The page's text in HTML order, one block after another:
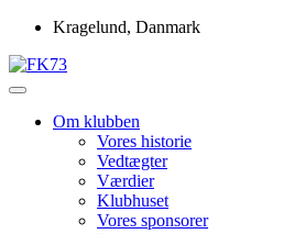
Skip
content
Kragelund, Danmark
FK73
Om klubben
Vores historie
Vedtægter
Værdier
Klubhuset
Vores sponsorer